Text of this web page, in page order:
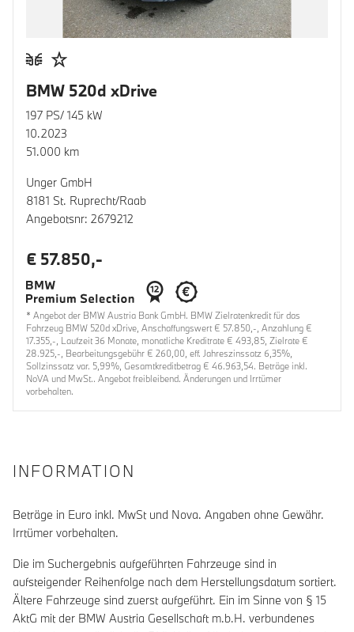
BMW 520d xDrive
197 PS/ 145 kW
10.2023
51.000 km
Unger GmbH
8181 St. Ruprecht/Raab
Angebotsnr: 2679212
€ 57.850,-
* Angebot der BMW Austria Bank GmbH. BMW Zielratenkredit für das
Fahrzeug BMW 520d xDrive, Anschaffungswert € 57.850,-, Anzahlung €
17.355,-, Laufzeit 36 Monate, monatliche Kreditrate € 493,85, Zielrate €
28.925,-, Bearbeitungsgebühr € 260,00, eff. Jahreszinssatz 6,35%,
Sollzinssatz var. 5,99%, Gesamtkreditbetrag € 46.963,54. Beträge inkl.
NoVA und MwSt.. Angebot freibleibend. Änderungen und Irrtümer
vorbehalten.
INFORMATION
Beträge in Euro inkl. MwSt und Nova. Angaben ohne Gewähr.
Irrtümer vorbehalten.
Die im Suchergebnis aufgeführten Fahrzeuge sind in
aufsteigender Reihenfolge nach dem Herstellungsdatum sortiert.
Ältere Fahrzeuge sind zuerst aufgeführt. Ein im Sinne von § 15
AktG mit der BMW Austria Gesellschaft m.b.H. verbundenes